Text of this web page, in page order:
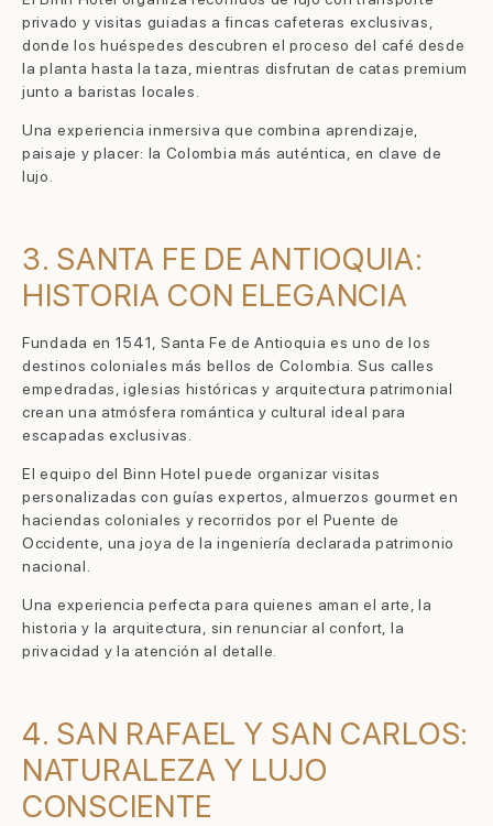
privado y visitas guiadas a fincas cafeteras exclusivas,
donde los huéspedes descubren el proceso del café desde
la planta hasta la taza, mientras disfrutan de catas premium
junto a baristas locales.
Una experiencia inmersiva que combina aprendizaje,
paisaje y placer: la Colombia más auténtica, en clave de
lujo.
3. SANTA FE DE ANTIOQUIA:
HISTORIA CON ELEGANCIA
Fundada en 1541, Santa Fe de Antioquia es uno de los
destinos coloniales más bellos de Colombia. Sus calles
empedradas, iglesias históricas y arquitectura patrimonial
crean una atmósfera romántica y cultural ideal para
escapadas exclusivas.
El equipo del Binn Hotel puede organizar visitas
personalizadas con guías expertos, almuerzos gourmet en
haciendas coloniales y recorridos por el Puente de
Occidente, una joya de la ingeniería declarada patrimonio
nacional.
Una experiencia perfecta para quienes aman el arte, la
historia y la arquitectura, sin renunciar al confort, la
privacidad y la atención al detalle.
4. SAN RAFAEL Y SAN CARLOS:
NATURALEZA Y LUJO
CONSCIENTE